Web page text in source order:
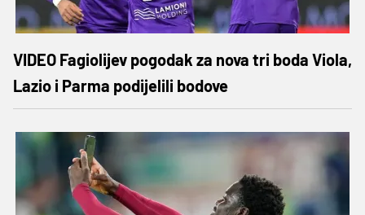
VIDEO Fagiolijev pogodak za nova tri boda Viola,
Lazio i Parma podijelili bodove